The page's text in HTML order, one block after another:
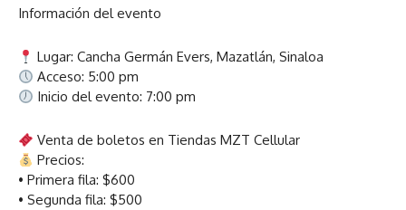
Información del evento
Lugar: Cancha Germán Evers, Mazatlán, Sinaloa
Acceso: 5:00 pm
Inicio del evento: 7:00 pm
Venta de boletos en Tiendas MZT Cellular
Precios:
• Primera fila: $600
• Segunda fila: $500